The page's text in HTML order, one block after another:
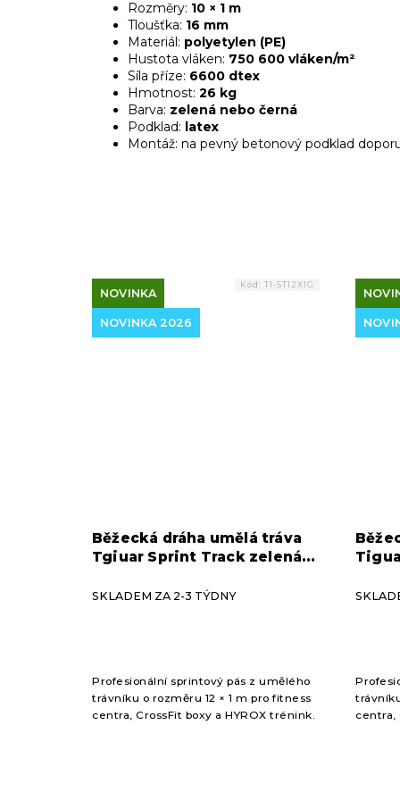
Rozměry: 10 × 1 m
Tloušťka: 16 mm
Materiál: polyetylen (PE)
Hustota vláken: 750 600 vláken/m²
Síla příze: 6600 dtex
Hmotnost: 26 kg
Barva: zelená nebo černá
Podklad: latex
Montáž: na pevný betonový podklad
NOVINKA
NOVINKA 2026
Běžecká dráha umělá tráva
Tgiuar Sprint Track zelená
SKLADEM ZA 2-3 TÝDNY
Profesionální sprintový pás z umělého
trávníku o rozměru 12 × 1 m pro fitness
centra, CrossFit boxy a HYROX trénink.
Kód: TI-ST12X1G
centra,